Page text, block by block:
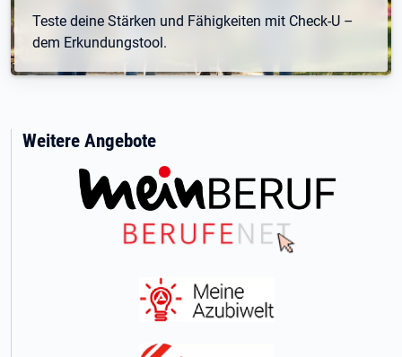
Teste deine Stärken und Fähigkeiten mit Check-U –
dem Erkundungstool.
Weitere Angebote